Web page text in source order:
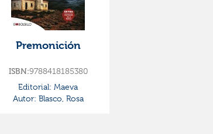
Premonición
ISBN:9788418185380
Editorial: Maeva
Autor: Blasco, Rosa